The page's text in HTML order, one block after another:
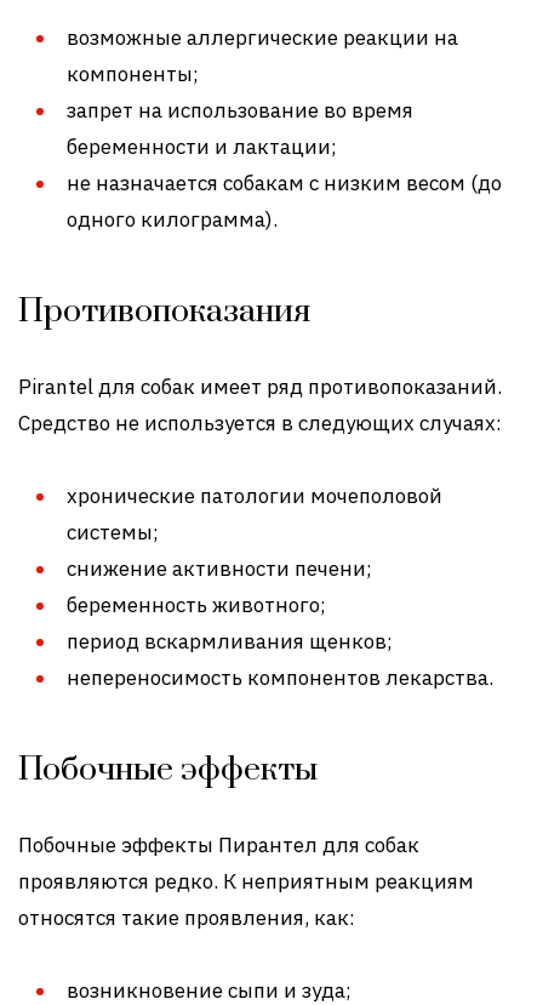
возможные аллергические реакции на
компоненты;
запрет на использование во время
беременности и лактации;
не назначается собакам с низким весом (до
одного килограмма).
Противопоказания
Pirantel для собак имеет ряд противопоказаний.
Средство не используется в следующих случаях:
хронические патологии мочеполовой
системы;
снижение активности печени;
беременность животного;
период вскармливания щенков;
непереносимость компонентов лекарства.
Побочные эффекты
Побочные эффекты Пирантел для собак
проявляются редко. К неприятным реакциям
относятся такие проявления, как:
возникновение сыпи и зуда;